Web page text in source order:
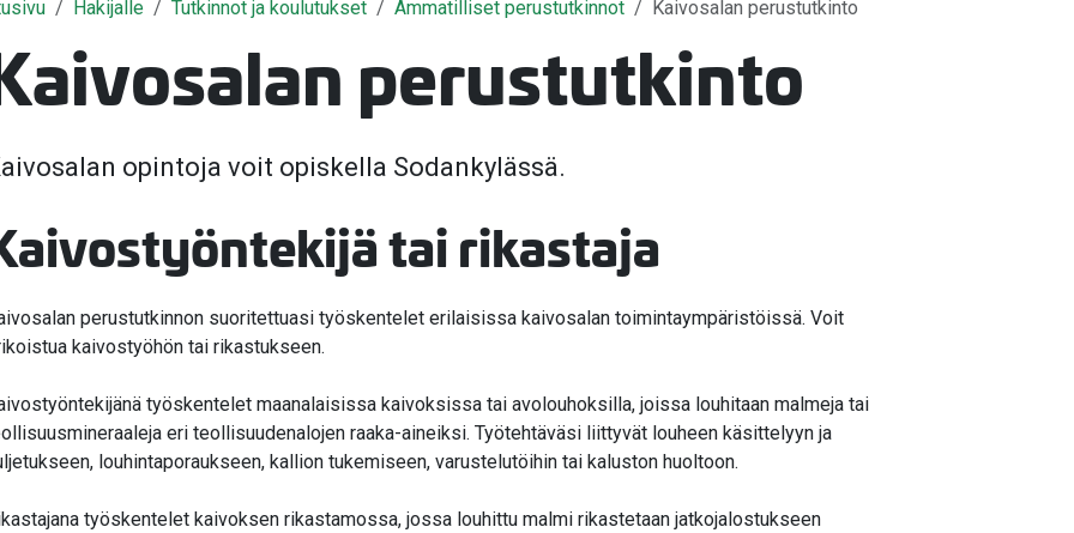
Hakijalle Tutkinnot ja koulutukset Ammatilliset perustutkinnot Kaivosalan perustutkinto
perustutkinto
opintoja voit opiskella Sodankylässä.
tai rikastaja
perustutkinnon suoritettuasi työskentelet erilaisissa kaivosalan toimintaympäristöissä. Voit
kaivostyöhön tai rikastukseen.
työskentelet maanalaisissa kaivoksissa tai avolouhoksilla, joissa louhitaan malmeja tai
eri teollisuudenalojen raaka-aineiksi. Työtehtäväsi liittyvät louheen käsittelyyn ja
louhintaporaukseen, kallion tukemiseen, varustelutöihin tai kaluston huoltoon.
työskentelet kaivoksen rikastamossa, jossa louhittu malmi rikastetaan jatkojalostukseen